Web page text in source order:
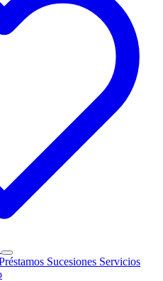
Sucesiones Servicios